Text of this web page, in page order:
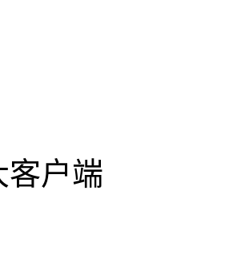
客户端